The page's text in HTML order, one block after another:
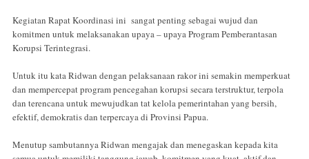
Kegiatan Rapat Koordinasi ini sangat penting sebagai wujud dan
komitmen untuk melaksanakan upaya – upaya Program Pemberantasan
Korupsi Terintegrasi.
Untuk itu kata Ridwan dengan pelaksanaan rakor ini semakin memperkuat
dan mempercepat program pencegahan korupsi secara terstruktur, terpola
dan terencana untuk mewujudkan tat kelola pemerintahan yang bersih,
efektif, demokratis dan terpercaya di Provinsi Papua.
Menutup sambutannya Ridwan mengajak dan menegaskan kepada kita